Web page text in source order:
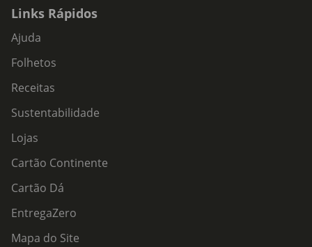
Links Rápidos
Ajuda
Folhetos
Receitas
Sustentabilidade
Lojas
Cartão Continente
Cartão Dá
EntregaZero
Mapa do Site